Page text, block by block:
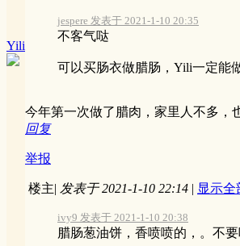
Yili
jespere 发表于 2021-1-10 20:35
不客气哒
可以买肠衣做腊肠，Yili一定能
今年第一次做了腊肉，家里人不多，
回复
举报
楼主| 发表于 2021-1-10 22:14 | 显示全
ivy9 发表于 2021-1-10 20:38
腊肠葱油饼，香喷喷的，。不